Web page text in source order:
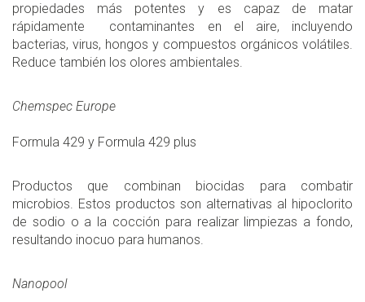
propiedades más potentes y es capaz de matar
rápidamente contaminantes en el aire, incluyendo
bacterias, virus, hongos y compuestos orgánicos volátiles.
Reduce también los olores ambientales.
Chemspec Europe
Formula 429 y Formula 429 plus
Productos que combinan biocidas para combatir
microbios. Estos productos son alternativas al hipoclorito
de sodio o a la cocción para realizar limpiezas a fondo,
resultando inocuo para humanos.
Nanopool